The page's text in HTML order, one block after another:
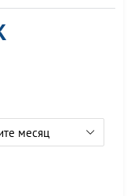
месяц